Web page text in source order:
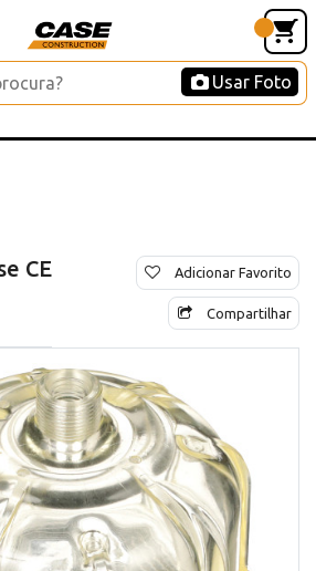
Usar Foto
CE Adicionar Favorito
Compartilhar